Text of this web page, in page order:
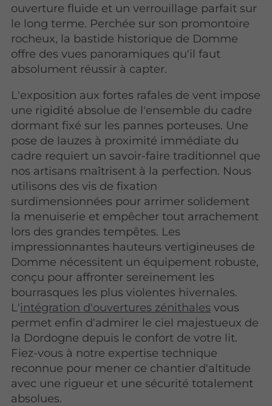
ouverture fluide et un verrouillage parfait sur
le long terme. Perchée sur son promontoire
rocheux, la bastide historique de Domme
offre des vues panoramiques qu'il faut
absolument réussir à capter.
L'exposition aux fortes rafales de vent impose
une rigidité absolue de l'ensemble du cadre
dormant fixé sur les pannes porteuses. Une
pose de lauzes à proximité immédiate du
cadre requiert un savoir-faire traditionnel que
nos artisans maîtrisent à la perfection. Nous
utilisons des vis de fixation
surdimensionnées pour arrimer solidement
la menuiserie et empêcher tout arrachement
lors des grandes tempêtes. Les
impressionnantes hauteurs vertigineuses de
Domme nécessitent un équipement robuste,
conçu pour affronter sereinement les
bourrasques les plus violentes hivernales.
L'intégration d'ouvertures zénithales vous
permet enfin d'admirer le ciel majestueux de
la Dordogne depuis le confort de votre lit.
Fiez-vous à notre expertise technique
reconnue pour mener ce chantier d'altitude
avec une rigueur et une sécurité totalement
absolues.